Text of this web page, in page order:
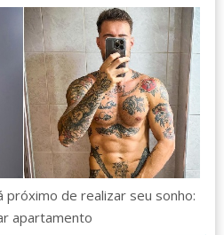
de realizar seu sonho:
apartamento